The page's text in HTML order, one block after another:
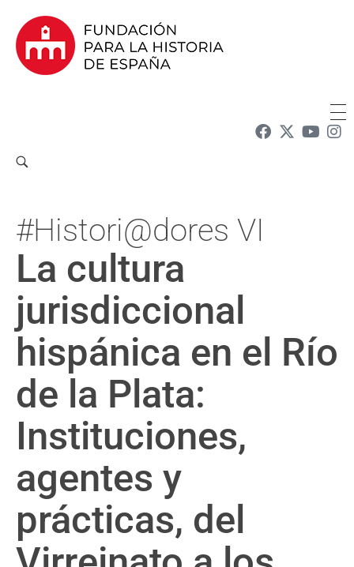
#Histori@dores VI
La cultura
jurisdiccional
hispánica en el Río
de la Plata:
Instituciones,
agentes y
prácticas, del